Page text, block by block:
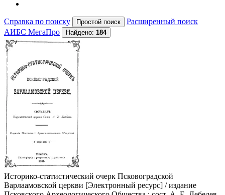
Справка по поиску
Расширенный поиск
АИБС МегаПро
Найдено: 184
Историко-статистический очерк Псковоградской
Варлаамовской церкви [Электронный ресурс] / издание